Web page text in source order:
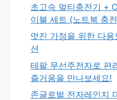
초고속 멀티충전기 +
이블 세트 (노트북 충
멋진 가정을 위한 다
션
테팔 무선주전자로 편
즐거움을 만나보세요!
존글로벌 전자레인지